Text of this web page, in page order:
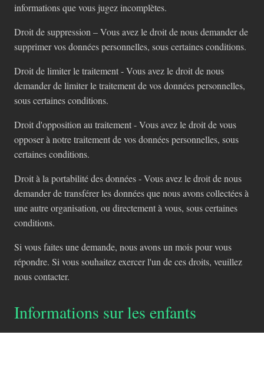
informations que vous jugez incomplètes.
Droit de suppression – Vous avez le droit de nous demander de
supprimer vos données personnelles, sous certaines conditions.
Droit de limiter le traitement - Vous avez le droit de nous
demander de limiter le traitement de vos données personnelles,
sous certaines conditions.
Droit d'opposition au traitement - Vous avez le droit de vous
opposer à notre traitement de vos données personnelles, sous
certaines conditions.
Droit à la portabilité des données - Vous avez le droit de nous
demander de transférer les données que nous avons collectées à
une autre organisation, ou directement à vous, sous certaines
conditions.
Si vous faites une demande, nous avons un mois pour vous
répondre. Si vous souhaitez exercer l'un de ces droits, veuillez
nous contacter.
Informations sur les enfants
Une autre partie de notre priorité est d'ajouter une protection